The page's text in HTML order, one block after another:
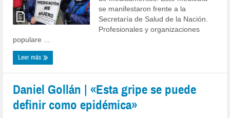
se manifestaron frente a la
Secretaría de Salud de la Nación.
Profesionales y organizaciones
populare ...
Leer más
Daniel Gollán | «Esta gripe se puede
definir como epidémica»